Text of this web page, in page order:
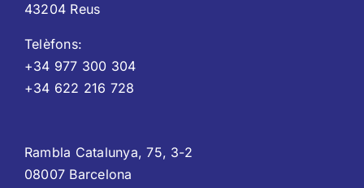
43204 Reus
Telèfons:
+34 977 300 304
+34 622 216 728
Rambla Catalunya, 75, 3-2
08007 Barcelona